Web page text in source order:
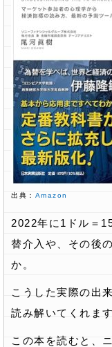
出典： Amazon
2022年に1ドル＝
替介入や、その後
か。
こうした実際の出
読み解いてくれます
この本を読むと、